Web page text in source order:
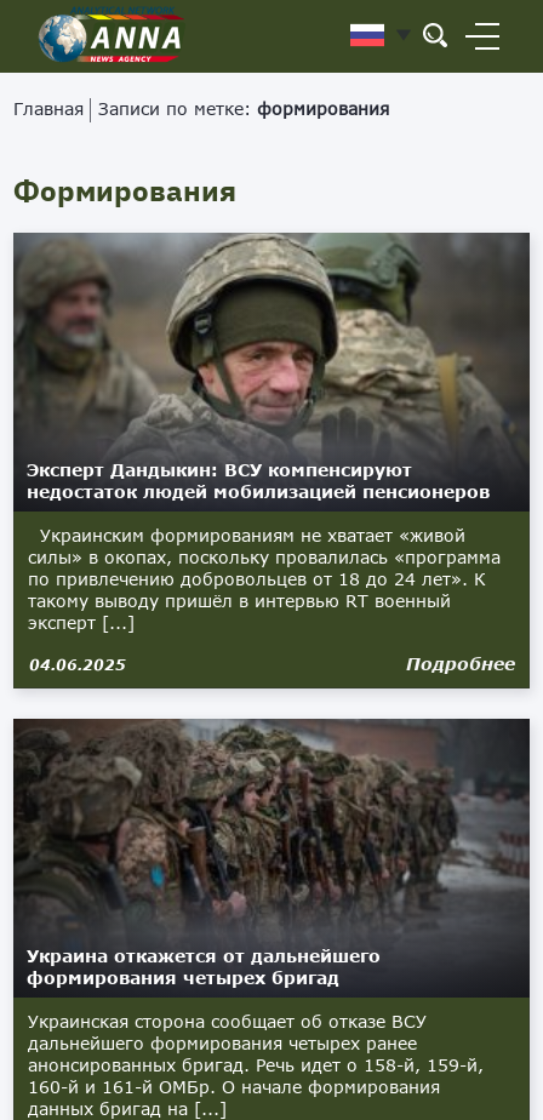
Главная Записи по метке:формирования
Формирования
Эксперт Дандыкин: ВСУ компенсируют
недостаток людей мобилизацией пенсионеров
Украинским формированиям не хватает «живой
силы» в окопах, поскольку провалилась «программа
по привлечению добровольцев от 18 до 24 лет». К
такому выводу пришёл в интервью RT военный
эксперт [...]
04.06.2025 Подробнее
Украина откажется от дальнейшего
формирования четырех бригад
Украинская сторона сообщает об отказе ВСУ
дальнейшего формирования четырех ранее
анонсированных бригад. Речь идет о 158-й, 159-й,
160-й и 161-й ОМБр. О начале формирования
данных бригад на [...]